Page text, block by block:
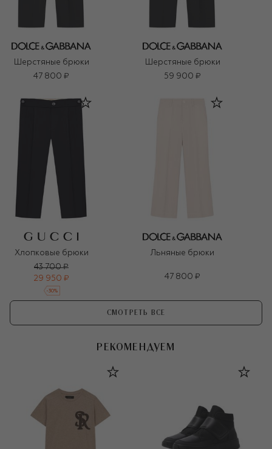
Шерстяные брюки
47 800 ₽
Шерстяные брюки
59 900 ₽
Хлопковые брюки
43 700 ₽
29 950 ₽
-30%
Льняные брюки
47 800 ₽
СМОТРЕТЬ ВСЕ
РЕКОМЕНДУЕМ